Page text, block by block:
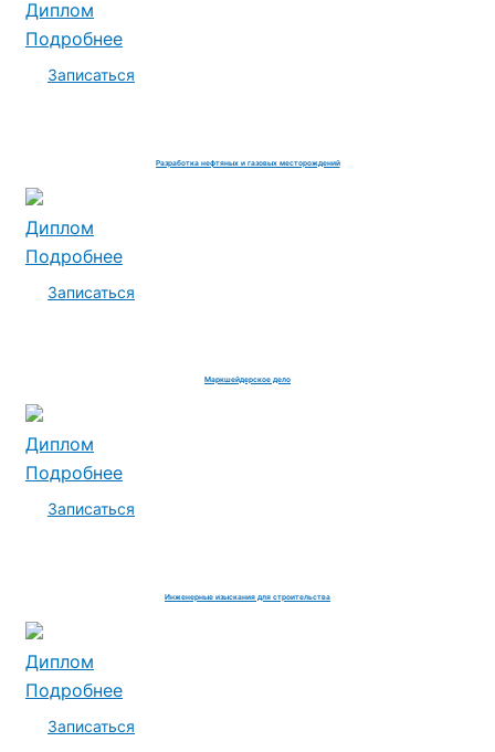
Диплом
Подробнее
Записаться
Разработка нефтяных и газовых месторождений
Диплом
Подробнее
Записаться
Маркшейдерское дело
Диплом
Подробнее
Записаться
Инженерные изыскания для строительства
Диплом
Подробнее
Записаться